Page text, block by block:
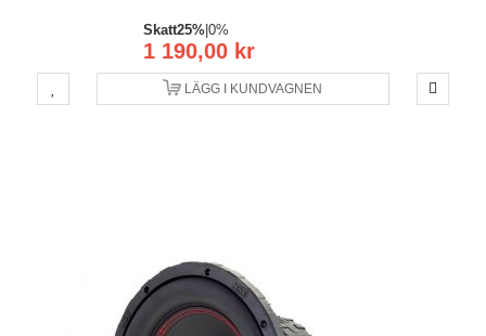
1 190,00 kr
Skatt25% 0%
LÄGG I KUNDVAGNEN